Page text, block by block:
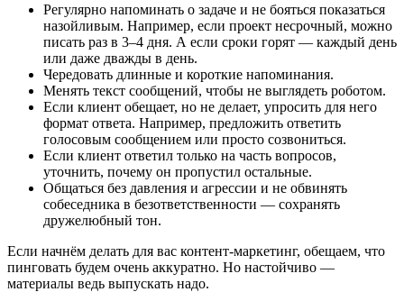
Регулярно напоминать о задаче и не бояться показаться
назойливым. Например, если проект несрочный, можно
писать раз в 3–4 дня. А если сроки горят — каждый день
или даже дважды в день.
Чередовать длинные и короткие напоминания.
Менять текст сообщений, чтобы не выглядеть роботом.
Если клиент обещает, но не делает, упросить для него
формат ответа. Например, предложить ответить
голосовым сообщением или просто созвониться.
Если клиент ответил только на часть вопросов,
уточнить, почему он пропустил остальные.
Общаться без давления и агрессии и не обвинять
собеседника в безответственности — сохранять
дружелюбный тон.
Если начнём делать для вас контент-маркетинг, обещаем, что
пинговать будем очень аккуратно. Но настойчиво —
материалы ведь выпускать надо.